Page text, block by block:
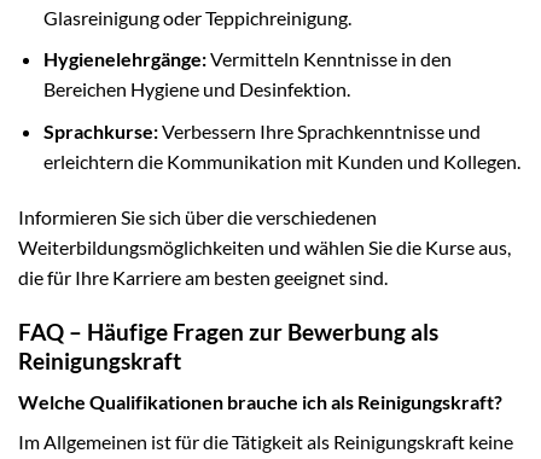
Glasreinigung oder Teppichreinigung.
Hygienelehrgänge:Vermitteln Kenntnisse in den
Bereichen Hygiene und Desinfektion.
Sprachkurse:Verbessern Ihre Sprachkenntnisse und
erleichtern die Kommunikation mit Kunden und Kollegen.
Informieren Sie sich über die verschiedenen
Weiterbildungsmöglichkeiten und wählen Sie die Kurse aus,
die für Ihre Karriere am besten geeignet sind.
FAQ – Häufige Fragen zur Bewerbung als
Reinigungskraft
Welche Qualifikationen brauche ich als Reinigungskraft?
Im Allgemeinen ist für die Tätigkeit als Reinigungskraft keine